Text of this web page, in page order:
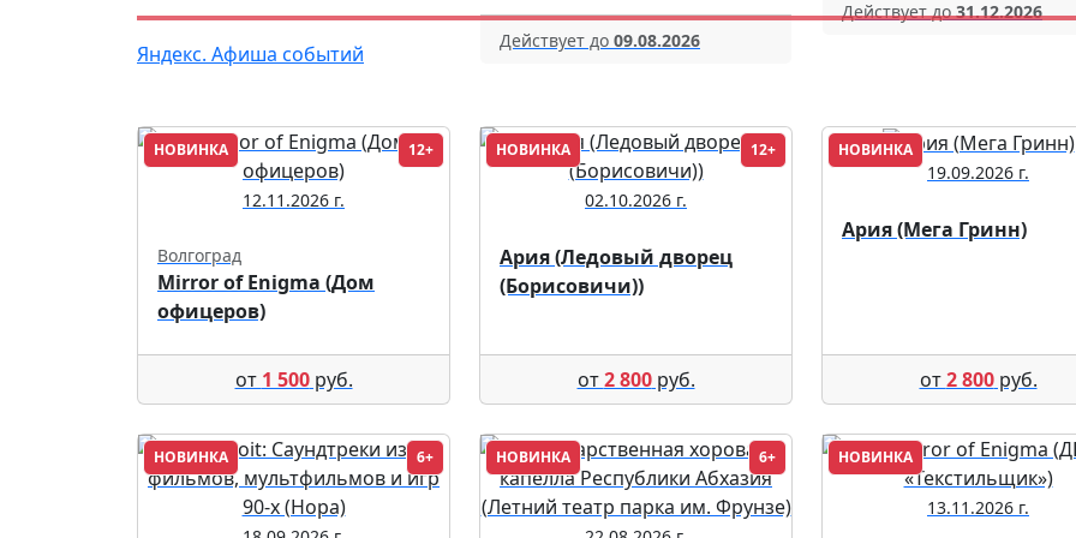
Действует до 09.08.2026
Действует до31.12.2026
Яндекс. Афиша событий
НОВИНКА 12+
12.11.2026 г.
Волгоград
Mirror of Enigma (Дом
офицеров)
от 1 500руб.
НОВИНКА 12+
02.10.2026 г.
Ария (Ледовый дворец
(Борисовичи))
от2 800руб.
НОВИНКА
19.09.2026 г.
Ария (Мега Гринн)
от2 800руб.
НОВИНКА 6+ НОВИНКА 6+ НОВИНКА
13.11.2026 г.